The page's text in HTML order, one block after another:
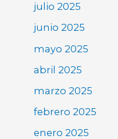
julio 2025
junio 2025
mayo 2025
abril 2025
marzo 2025
febrero 2025
enero 2025